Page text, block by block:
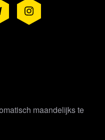
maandelijks te